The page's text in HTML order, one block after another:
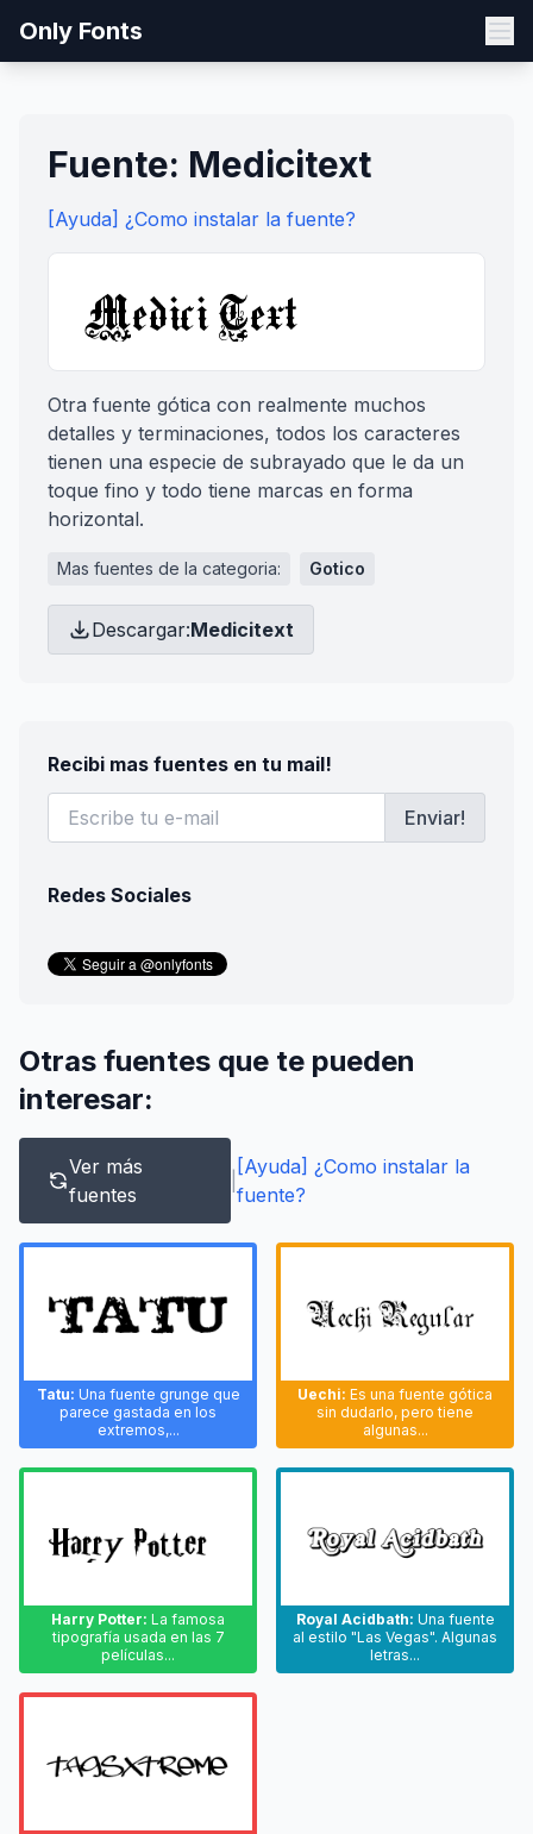
Only Fonts
Fuente: Medicitext
[Ayuda] ¿Como instalar la fuente?
Otra fuente gótica con realmente muchos
detalles y terminaciones, todos los caracteres
tienen una especie de subrayado que le da un
toque fino y todo tiene marcas en forma
horizontal.
Mas fuentes de la categoria: Gotico
Descargar:Medicitext
Recibi mas fuentes en tu mail!
Enviar!
Redes Sociales
Otras fuentes que te pueden
interesar:
Ver más
fuentes
[Ayuda] ¿Como instalar la
fuente?
Tatu: Una fuente grunge que
parece gastada en los
extremos,...
Uechi: Es una fuente gótica
sin dudarlo, pero tiene
algunas...
Harry Potter: La famosa
tipografía usada en las 7
películas...
Royal Acidbath: Una fuente
al estilo "Las Vegas". Algunas
letras...